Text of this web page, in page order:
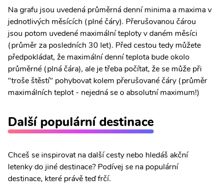
Na grafu jsou uvedená průměrná denní minima a maxima v
jednotlivých měsících (plné čáry). Přerušovanou čárou
jsou potom uvedené maximální teploty v daném měsíci
(průměr za posledních 30 let). Před cestou tedy můžete
předpokládat, že maximální denní teplota bude okolo
průměrné (plná čára), ale je třeba počítat, že se může při
"troše štěstí" pohybovat kolem přerušované čáry (průměr
maximálních teplot - nejedná se o absolutní maximum!)
Další populární destinace
Chceš se inspirovat na další cesty nebo hledáš akční
letenky do jiné destinace? Podívej se na populární
destinace, které právě teď frčí.